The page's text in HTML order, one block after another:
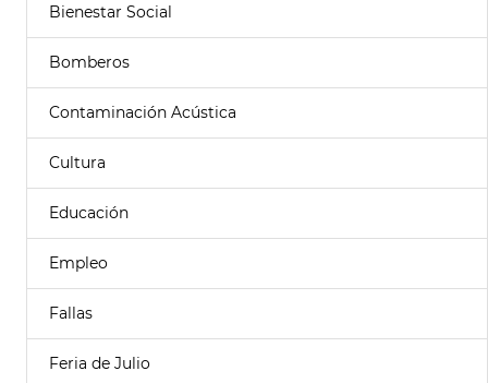
Bienestar Social
Bomberos
Contaminación Acústica
Cultura
Educación
Empleo
Fallas
Feria de Julio